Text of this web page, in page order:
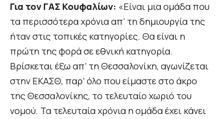
Για τον ΓΑΣ Κουφαλίων: «Είναι μια ομάδα που
τα περισσότερα χρόνια απ’ τη δημιουργία της
ήταν στις τοπικές κατηγορίες. Θα είναι η
πρώτη της φορά σε εθνική κατηγορία.
Βρίσκεται έξω απ’ τη Θεσσαλονίκη, αγωνίζεται
στην ΕΚΑΣΘ, παρ’ όλο που είμαστε στο άκρο
της Θεσσαλονίκης, το τελευταίο χωριό του
νομού. Τα τελευταία χρόνια η ομάδα έχει κάνει